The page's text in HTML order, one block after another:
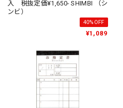
入 税抜定価¥1,650- SHIMBI （シ
ンビ）
40%OFF
¥1,089